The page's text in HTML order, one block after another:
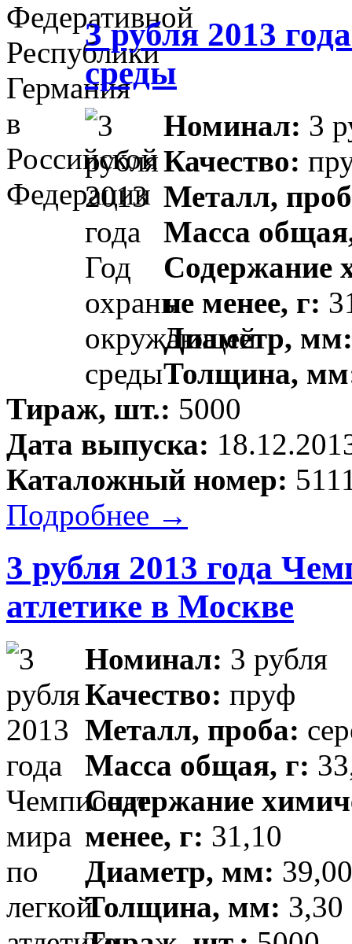
3 рубля 2013
среды
Номинал: 3
Качество:
Металл,
Масса
Содержание
не менее, г:
Диаметр, мм:
Толщина,
Тираж, шт.: 5000
Дата выпуска:
Каталожный номер:
Подробнее →
3 рубля 2013 года
атлетике в Москве
Номинал: 3 рубля
Качество: пруф
Металл, проба:
Масса общая, г:
Содержание
менее, г: 31,10
Диаметр, мм:
Толщина, мм: